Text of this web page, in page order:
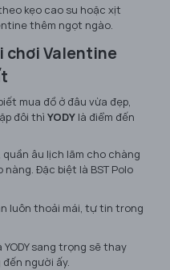
kẹo cao su hoặc xịt
thêm ngọt ngào.
chơi Valentine
mua đồ ở đâu vừa đẹp,
đôi thì YODY là điểm đến
quần âu lịch lãm cho chàng
Đặc biệt là BST Polo
luôn thoải mái, tự tin trong
YODY sang trọng sẽ thay
người ấy.